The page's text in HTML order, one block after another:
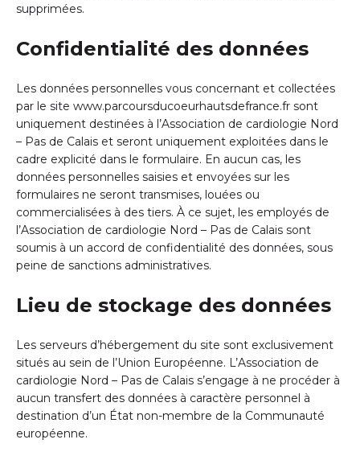
supprimées.
Confidentialité des données
Les données personnelles vous concernant et collectées
par le site www.parcoursducoeurhautsdefrance.fr sont
uniquement destinées à l’Association de cardiologie Nord
– Pas de Calais et seront uniquement exploitées dans le
cadre explicité dans le formulaire. En aucun cas, les
données personnelles saisies et envoyées sur les
formulaires ne seront transmises, louées ou
commercialisées à des tiers. À ce sujet, les employés de
l’Association de cardiologie Nord – Pas de Calais sont
soumis à un accord de confidentialité des données, sous
peine de sanctions administratives.
Lieu de stockage des données
Les serveurs d’hébergement du site sont exclusivement
situés au sein de l’Union Européenne. L’Association de
cardiologie Nord – Pas de Calais s’engage à ne procéder à
aucun transfert des données à caractère personnel à
destination d’un État non-membre de la Communauté
européenne.